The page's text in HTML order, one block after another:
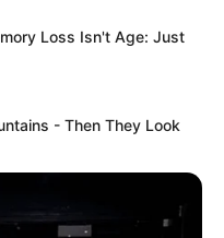
Loss Isn't Age: Just
- Then They Look